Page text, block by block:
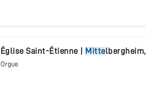
église Saint-Étienne| Mittelbergheim,
Orgue